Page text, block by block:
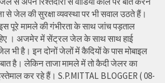
से जेल की सुरक्षा व्यवस्था पर भी सवाल उठते हैं।
पूरे मामले की गंभीरता के साथ जांच पड़ताल
। अजमेर में सेंट्रल जेल के साथ साथ हाई
जेल भी है। इन दोनों जेलों में कैदियों के पास मोबाइल
है। लेकिन ताजा मामले में तो कैदी जेलर का
कर रहे हैं। S.P.MITTAL BLOGGER ( 08-